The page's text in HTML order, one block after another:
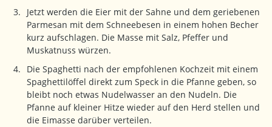
Jetzt werden die Eier mit der Sahne und dem geriebenen
Parmesan mit dem Schneebesen in einem hohen Becher
kurz aufschlagen. Die Masse mit Salz, Pfeffer und
Muskatnuss würzen.
Die Spaghetti nach der empfohlenen Kochzeit mit einem
Spaghettilöffel direkt zum Speck in die Pfanne geben, so
bleibt noch etwas Nudelwasser an den Nudeln. Die
Pfanne auf kleiner Hitze wieder auf den Herd stellen und
die Eimasse darüber verteilen.